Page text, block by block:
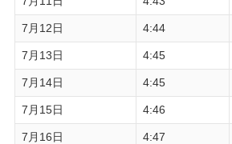
7月12日 4:44
7月13日 4:45
7月14日 4:45
7月15日 4:46
7月16日 4:47